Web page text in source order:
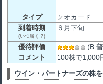
タイプ
クオカード
到着時期
(いつ届く？)
６月下旬
優待評価
(B:
コメント
100株で1,000
ウイン・パートナーズの株